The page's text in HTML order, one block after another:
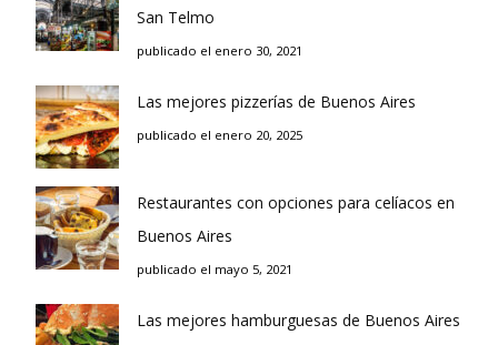
San Telmo
publicado el enero 30, 2021
Las mejores pizzerías de Buenos Aires
publicado el enero 20, 2025
Restaurantes con opciones para celíacos en
Buenos Aires
publicado el mayo 5, 2021
Las mejores hamburguesas de Buenos Aires